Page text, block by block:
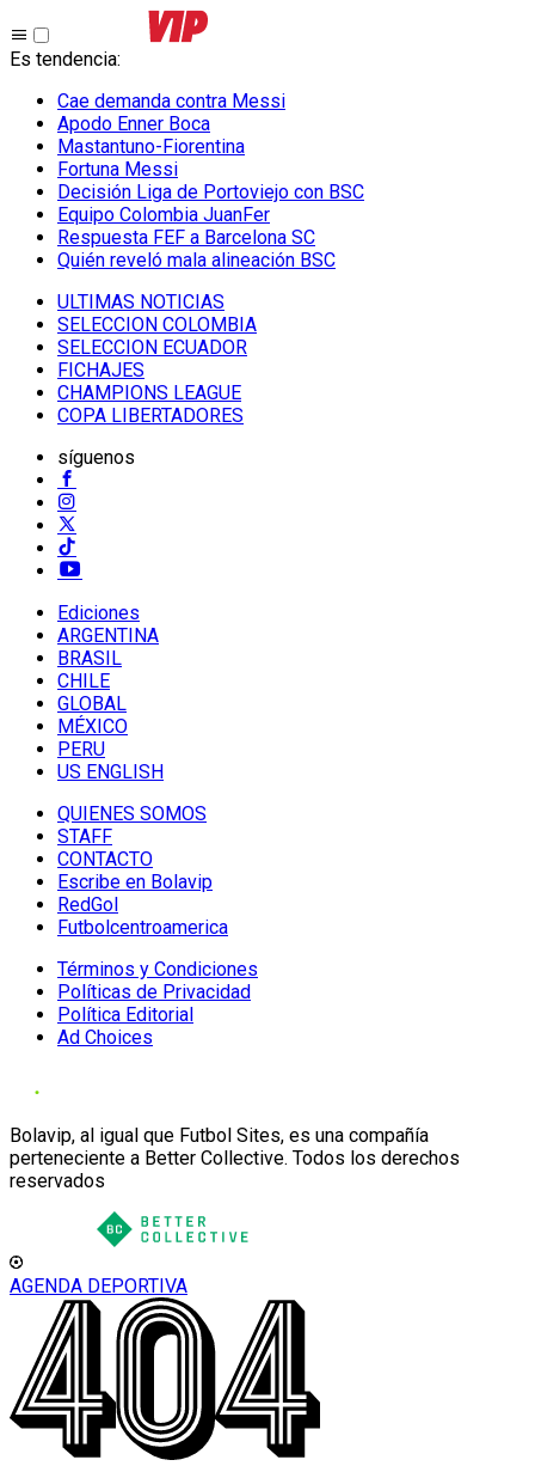
Es tendencia:
Cae demanda contra Messi
Apodo Enner Boca
Mastantuno-Fiorentina
Fortuna Messi
Decisión Liga de Portoviejo con BSC
Equipo Colombia JuanFer
Respuesta FEF a Barcelona SC
Quién reveló mala alineación BSC
ULTIMAS NOTICIAS
SELECCION COLOMBIA
SELECCION ECUADOR
FICHAJES
CHAMPIONS LEAGUE
COPA LIBERTADORES
síguenos
Ediciones
ARGENTINA
BRASIL
CHILE
GLOBAL
MÉXICO
PERU
US ENGLISH
QUIENES SOMOS
STAFF
CONTACTO
Escribe en Bolavip
RedGol
Futbolcentroamerica
Términos y Condiciones
Políticas de Privacidad
Política Editorial
Ad Choices
Bolavip, al igual que Futbol Sites, es una compañía
perteneciente a Better Collective. Todos los derechos
reservados
AGENDA DEPORTIVA